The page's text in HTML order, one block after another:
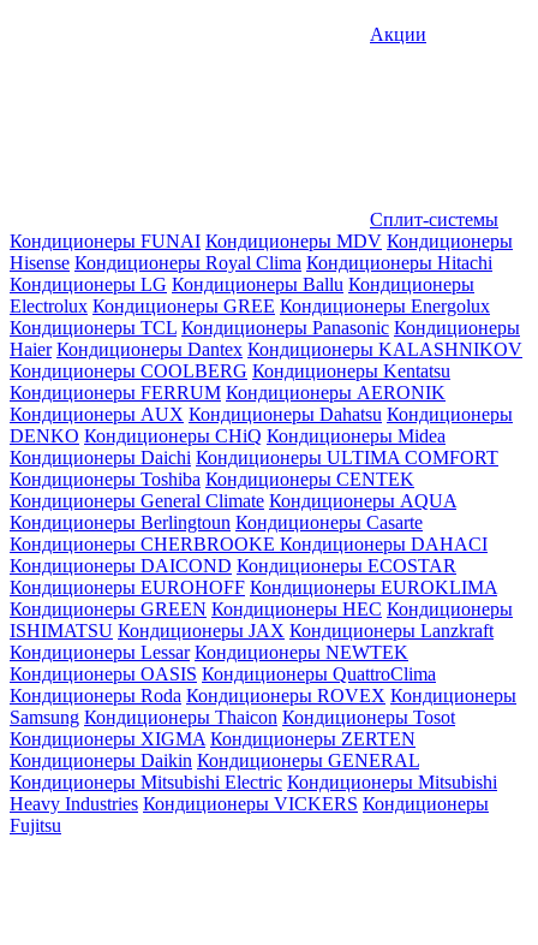
Акции
Сплит-системы
Кондиционеры FUNAI Кондиционеры MDV Кондиционеры
Hisense Кондиционеры Royal Clima Кондиционеры Hitachi
Кондиционеры LG Кондиционеры Ballu Кондиционеры
Electrolux Кондиционеры GREE Кондиционеры Energolux
Кондиционеры TCL Кондиционеры Panasonic Кондиционеры
Haier Кондиционеры Dantex Кондиционеры KALASHNIKOV
Кондиционеры СOOLBERG Кондиционеры Kentatsu
Кондиционеры FERRUM Кондиционеры AERONIK
Кондиционеры AUX Кондиционеры Dahatsu Кондиционеры
DENKO Кондиционеры CHiQ Кондиционеры Midea
Кондиционеры Daichi Кондиционеры ULTIMA COMFORT
Кондиционеры Toshiba Кондиционеры CENTEK
Кондиционеры General Climate Кондиционеры AQUA
Кондиционеры Berlingtoun Кондиционеры Casarte
Кондиционеры CHERBROOKE Кондиционеры DAHACI
Кондиционеры DAICOND Кондиционеры ECOSTAR
Кондиционеры EUROHOFF Кондиционеры EUROKLIMA
Кондиционеры GREEN Кондиционеры HEC Кондиционеры
ISHIMATSU Кондиционеры JAX Кондиционеры Lanzkraft
Кондиционеры Lessar Кондиционеры NEWTEK
Кондиционеры OASIS Кондиционеры QuattroClima
Кондиционеры Roda Кондиционеры ROVEX Кондиционеры
Samsung Кондиционеры Thaicon Кондиционеры Tosot
Кондиционеры XIGMA Кондиционеры ZERTEN
Кондиционеры Daikin Кондиционеры GENERAL
Кондиционеры Mitsubishi Electric Кондиционеры Mitsubishi
Heavy Industries Кондиционеры VICKERS Кондиционеры
Fujitsu